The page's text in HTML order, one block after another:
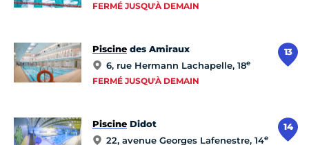
FERMÉ JUSQU'À DEMAIN
13
Piscine des Amiraux
6, rue Hermann Lachapelle, 18e
FERMÉ JUSQU'À DEMAIN
14
Piscine Didot
22, avenue Georges Lafenestre, 14e